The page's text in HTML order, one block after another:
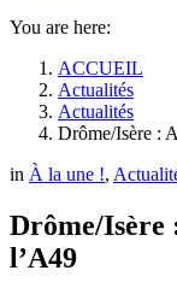
You are here:
ACCUEIL
Actualités
Actualités
Drôme/Isère :
in À la une !,
Drôme/Isère
l’A49